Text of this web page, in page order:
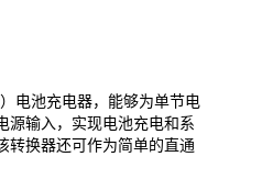
电池充电器，能够为单节电
源输入，实现电池充电和系
转换器还可作为简单的直通